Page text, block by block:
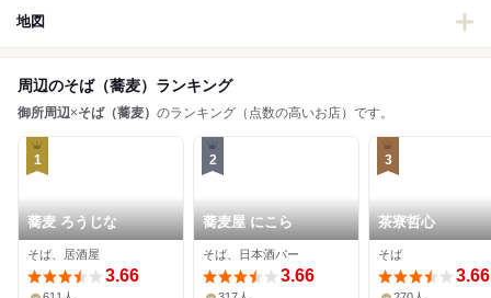
地図
周辺のそば（蕎麦）ランキング
御所周辺×そば（蕎麦） のランキング（点数の高いお店）です。
1
蕎麦 ろうじな
そば、居酒屋
3.66
2
蕎麦屋 にこら
そば、日本酒バー
3.66
3
茶寮哲心
そば
3.66